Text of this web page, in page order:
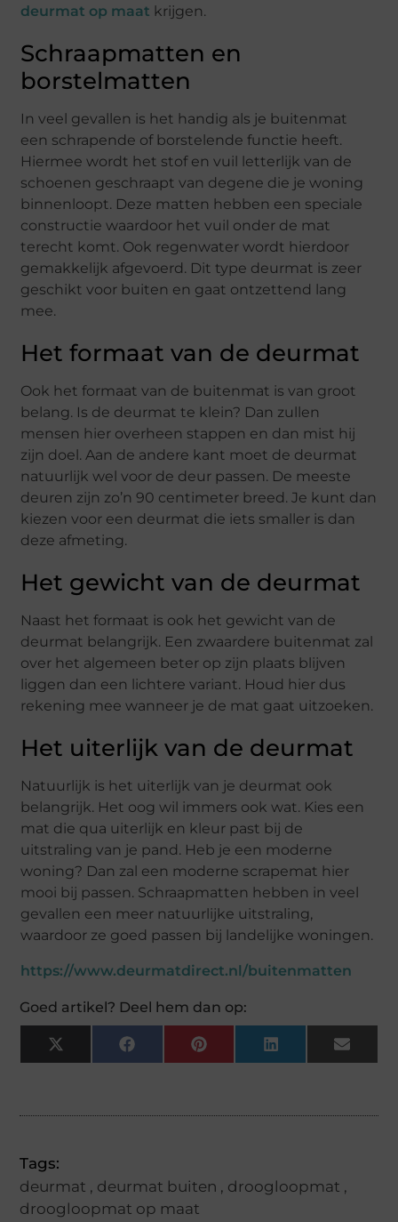
deurmat op maat krijgen.
Schraapmatten en
borstelmatten
In veel gevallen is het handig als je buitenmat
een schrapende of borstelende functie heeft.
Hiermee wordt het stof en vuil letterlijk van de
schoenen geschraapt van degene die je woning
binnenloopt. Deze matten hebben een speciale
constructie waardoor het vuil onder de mat
terecht komt. Ook regenwater wordt hierdoor
gemakkelijk afgevoerd. Dit type deurmat is zeer
geschikt voor buiten en gaat ontzettend lang
mee.
Het formaat van de deurmat
Ook het formaat van de buitenmat is van groot
belang. Is de deurmat te klein? Dan zullen
mensen hier overheen stappen en dan mist hij
zijn doel. Aan de andere kant moet de deurmat
natuurlijk wel voor de deur passen. De meeste
deuren zijn zo’n 90 centimeter breed. Je kunt dan
kiezen voor een deurmat die iets smaller is dan
deze afmeting.
Het gewicht van de deurmat
Naast het formaat is ook het gewicht van de
deurmat belangrijk. Een zwaardere buitenmat zal
over het algemeen beter op zijn plaats blijven
liggen dan een lichtere variant. Houd hier dus
rekening mee wanneer je de mat gaat uitzoeken.
Het uiterlijk van de deurmat
Natuurlijk is het uiterlijk van je deurmat ook
belangrijk. Het oog wil immers ook wat. Kies een
mat die qua uiterlijk en kleur past bij de
uitstraling van je pand. Heb je een moderne
woning? Dan zal een moderne scrapemat hier
mooi bij passen. Schraapmatten hebben in veel
gevallen een meer natuurlijke uitstraling,
waardoor ze goed passen bij landelijke woningen.
https://www.deurmatdirect.nl/buitenmatten
Goed artikel? Deel hem dan op:
X
(Twitter)
FacebookPinterestLinkedInEmail
Tags:
deurmat , deurmat buiten , droogloopmat ,
droogloopmat op maat